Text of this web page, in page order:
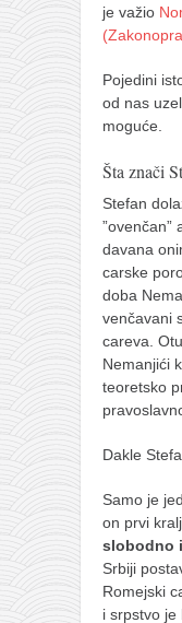
je važio
Pojedini
od nas
moguće.
Šta znači
Stefan
”ovenčan”
davana
carske
doba
venčavani
careva.
Nemanjići
teoretsko
Dakle
Samo je
on prvi
slobodno
Srbiji
Romejski
i srpstvo je